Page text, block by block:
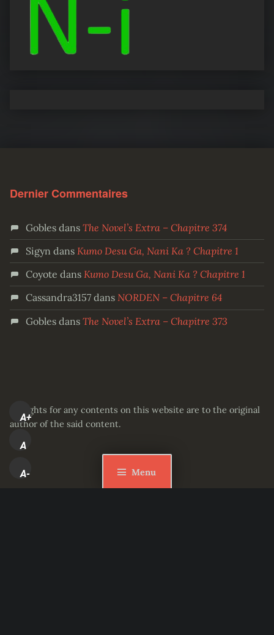
Menu
Dernier Commentaires
Goblesdans The Novel’s Extra – Chapitre 374
Sigyn dans Kumo Desu Ga, Nani Ka ? Chapitre 1
Coyote dans Kumo Desu Ga, Nani Ka ? Chapitre 1
Cassandra3157dans NORDEN – Chapitre 64
Goblesdans The Novel’s Extra – Chapitre 373
All rights for any contents on this website are to the original
author of the said content.
A+
A
A-